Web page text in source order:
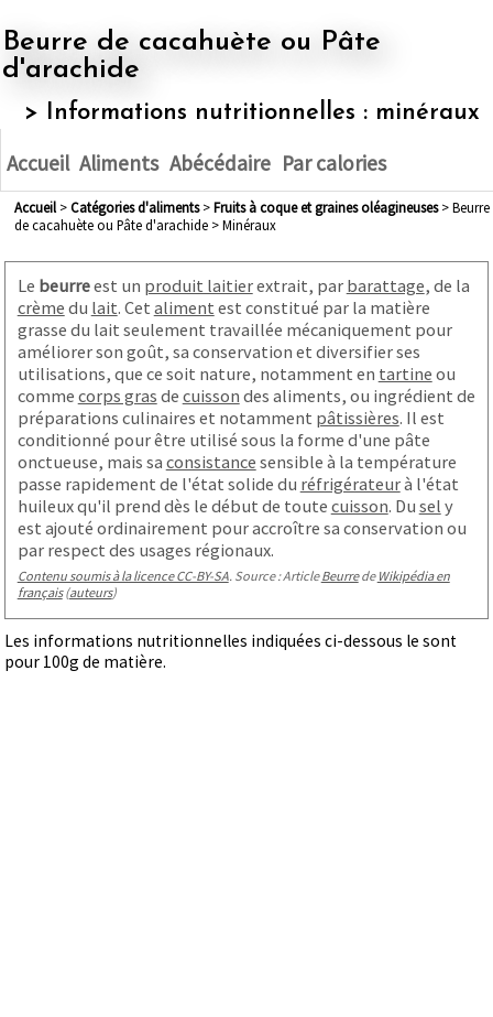
Beurre de cacahuète ou Pâte
d'arachide
> Informations nutritionnelles : minéraux
Accueil Aliments Abécédaire Par calories
Accueil> Catégories d'aliments> fruits à coque et graines oléagineuses> Beurre
de cacahuète ou Pâte d'arachide > Minéraux
Le beurreest un produit laitierextrait, par barattage, de la
crème du lait. Cet aliment est constitué par la matière
grasse du lait seulement travaillée mécaniquement pour
améliorer son goût, sa conservation et diversifier ses
utilisations, que ce soit nature, notamment en tartine ou
comme corps gras de cuisson des aliments, ou ingrédient de
préparations culinaires et notamment pâtissières. Il est
conditionné pour être utilisé sous la forme d'une pâte
onctueuse, mais sa consistance sensible à la température
passe rapidement de l'état solide du réfrigérateurà l'état
huileux qu'il prend dès le début de toute cuisson. Du sel y
est ajouté ordinairement pour accroître sa conservation ou
par respect des usages régionaux.
Contenu soumis à la licence CC-BY-SA. Source : ArticleBeurrede Wikipédia en
français(auteurs)
Les informations nutritionnelles indiquées ci-dessous le sont
pour 100g de matière.